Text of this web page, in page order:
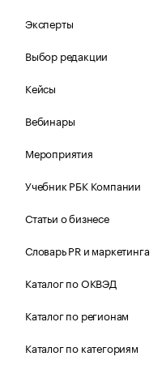
Эксперты
Выбор редакции
Кейсы
Вебинары
Мероприятия
Учебник РБК Компании
Статьи о бизнесе
Словарь PR и маркетинга
Каталог по ОКВЭД
Каталог по регионам
Каталог по категориям